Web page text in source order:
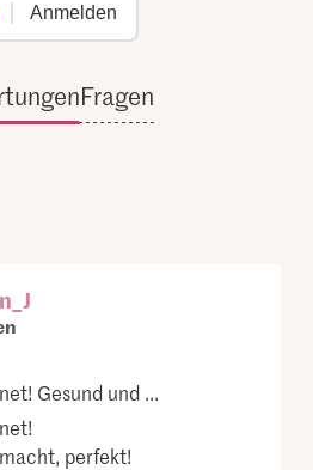
Anmelden
Fragen
Gesund und ...
perfekt!